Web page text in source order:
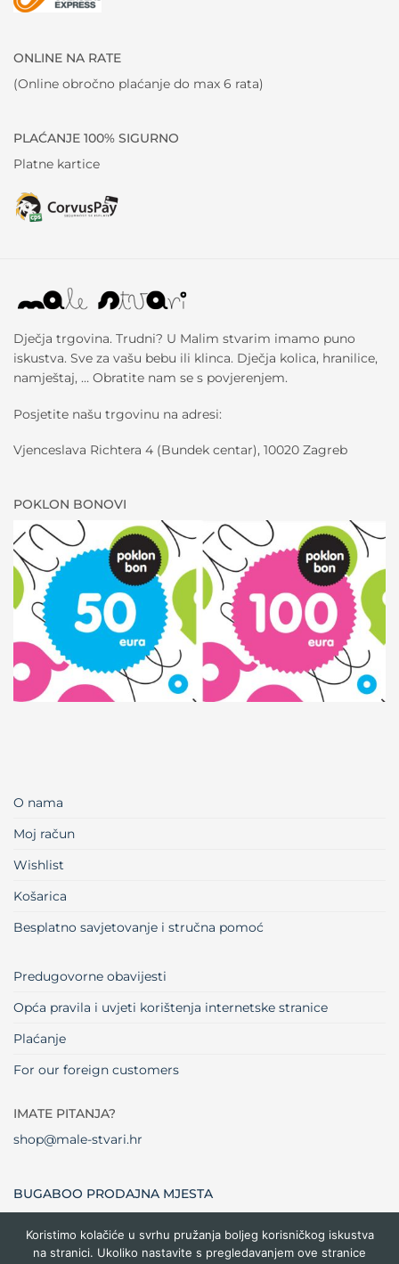
ONLINE NA RATE
(Online obročno plaćanje do max 6 rata)
PLAĆANJE 100% SIGURNO
Platne kartice
Dječja trgovina. Trudni? U Malim stvarim imamo puno
iskustva. Sve za vašu bebu ili klinca. Dječja kolica, hranilice,
namještaj, … Obratite nam se s povjerenjem.
Posjetite našu trgovinu na adresi:
Vjenceslava Richtera 4 (Bundek centar), 10020 Zagreb
POKLON BONOVI
O nama
Moj račun
Wishlist
Košarica
Besplatno savjetovanje i stručna pomoć
Predugovorne obavijesti
Opća pravila i uvjeti korištenja internetske stranice
Plaćanje
For our foreign customers
IMATE PITANJA?
shop@male-stvari.hr
BUGABOO PRODAJNA MJESTA
Visa MasterCardMaestro Dinners Credit Cash
Koristimo kolačiće u svrhu pružanja boljeg korisničkog iskustva
na stranici. Ukoliko nastavite s pregledavanjem ove stranice